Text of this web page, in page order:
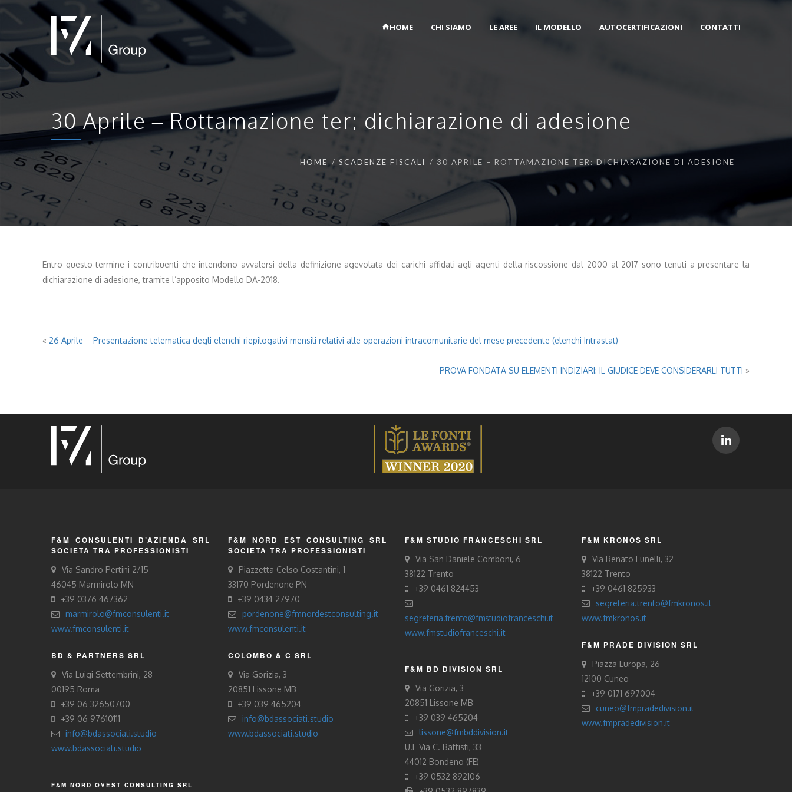
HOME CHI SIAMO LE AREE IL MODELLO AUTOCERTIFICAZIONI CONTATTI
30 Aprile – Rottamazione ter: dichiarazione di adesione
HOME SCADENZE FISCALI 30 APRILE – ROTTAMAZIONE TER: DICHIARAZIONE DI ADESIONE
Entro questo termine i contribuenti che intendono avvalersi della definizione agevolata dei carichi affidati agli agenti della riscossione dal 2000 al 2017 sono tenuti a presentare la
dichiarazione di adesione, tramite l’apposito Modello DA-2018.
« 26 Aprile – Presentazione telematica degli elenchi riepilogativi mensili relativi alle operazioni intracomunitarie del mese precedente (elenchi Intrastat)
PROVA FONDATA SU ELEMENTI INDIZIARI: IL GIUDICE DEVE CONSIDERARLI TUTTI »
F&M CONSULENTI D’AZIENDA SRL
SOCIETÀ TRA PROFESSIONISTI
Via Sandro Pertini 2/15
46045 Marmirolo MN
+39 0376 467362
marmirolo@fmconsulenti.it
www.fmconsulenti.it
BD & PARTNERS SRL
Via Luigi Settembrini, 28
00195 Roma
+39 06 32650700
+39 06 97610111
info@bdassociati.studio
www.bdassociati.studio
F&M NORD OVEST CONSULTING SRL
F&M NORD EST CONSULTING SRL
SOCIETÀ TRA PROFESSIONISTI
Piazzetta Celso Costantini, 1
33170 Pordenone PN
+39 0434 27970
pordenone@fmnordestconsulting.it
www.fmconsulenti.it
COLOMBO & C SRL
Via Gorizia, 3
20851 Lissone MB
+39 039 465204
info@bdassociati.studio
www.bdassociati.studio
F&M STUDIO FRANCESCHI SRL
Via San Daniele Comboni, 6
38122 Trento
+39 0461 824453
segreteria.trento@fmstudiofranceschi.it
www.fmstudiofranceschi.it
F&M BD DIVISION SRL
Via Gorizia, 3
20851 Lissone MB
+39 039 465204
lissone@fmbddivision.it
U.L Via C. Battisti, 33
44012 Bondeno (FE)
+39 0532 892106
F&M KRONOS SRL
Via Renato Lunelli, 32
38122 Trento
+39 0461 825933
segreteria.trento@fmkronos.it
www.fmkronos.it
F&M PRADE DIVISION SRL
Piazza Europa, 26
12100 Cuneo
+39 0171 697004
cuneo@fmpradedivision.it
www.fmpradedivision.it